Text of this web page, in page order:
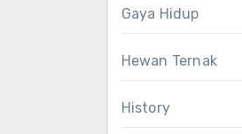
Gaya Hidup
Hewan Ternak
History